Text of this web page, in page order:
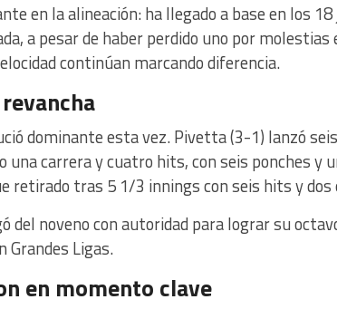
en la alineación: ha llegado a base en los
a pesar de haber perdido uno por molestias
continúan marcando diferencia.
dominante esta vez. Pivetta (3-1) lanzó
una carrera y cuatro hits, con seis ponches y
retirado tras 5 1/3 innings con seis hits y
del noveno con autoridad para lograr su
Grandes Ligas.
en momento clave